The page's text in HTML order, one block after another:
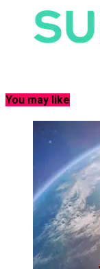
You may like